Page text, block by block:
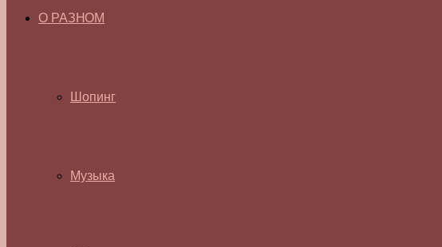
О РАЗНОМ
Шопинг
Музыка